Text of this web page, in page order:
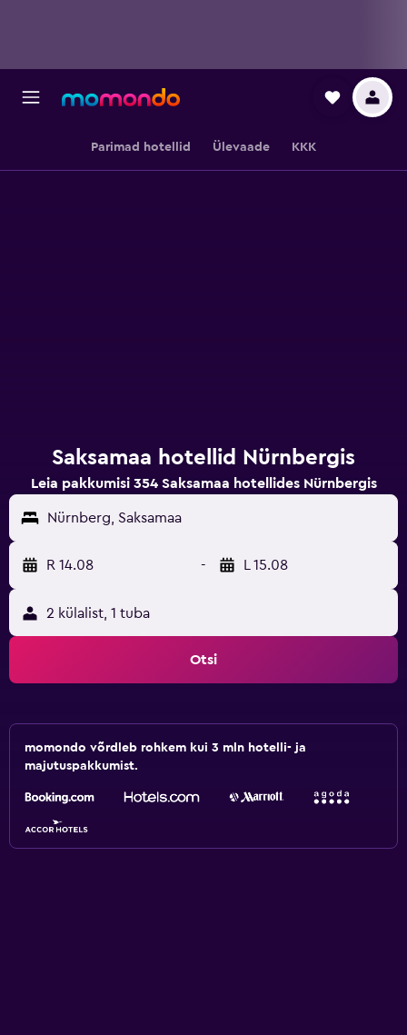
Parimad hotellid Ülevaade KKK
Saksamaa hotellid Nürnbergis
Leia pakkumisi 354 Saksamaa hotellides Nürnbergis
Nürnberg, Saksamaa
R 14.08 - L 15.08
2 külalist, 1 tuba
Otsi
momondo võrdleb rohkem kui 3 mln hotelli- ja
majutuspakkumist.